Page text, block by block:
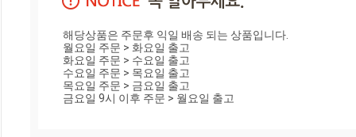
해당상품은 주문후 익일 배송 되는 상품입니다.
월요일 주문 > 화요일 출고
화요일 주문 > 수요일 출고
수요일 주문 > 목요일 출고
목요일 주문 > 금요일 출고
금요일 9시 이후 주문 > 월요일 출고